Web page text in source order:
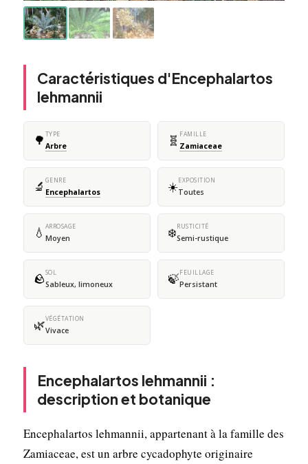
Caractéristiques d'Encephalartos
lehmannii
🌳 TYPE
Arbre 🧬 FAMILLE
Zamiaceae
🔬 GENRE
Encephalartos ☀️EXPOSITION
Toutes
💧 ARROSAGE
Moyen ❄️RUSTICITÉ
Semi-rustique
🪨SOL
Sableux, limoneux 🍃FEUILLAGE
Persistant
🌿VÉGÉTATION
Vivace
Encephalartos lehmannii :
description et botanique
Encephalartos lehmannii, appartenant à la famille des
Zamiaceae, est un arbre cycadophyte originaire